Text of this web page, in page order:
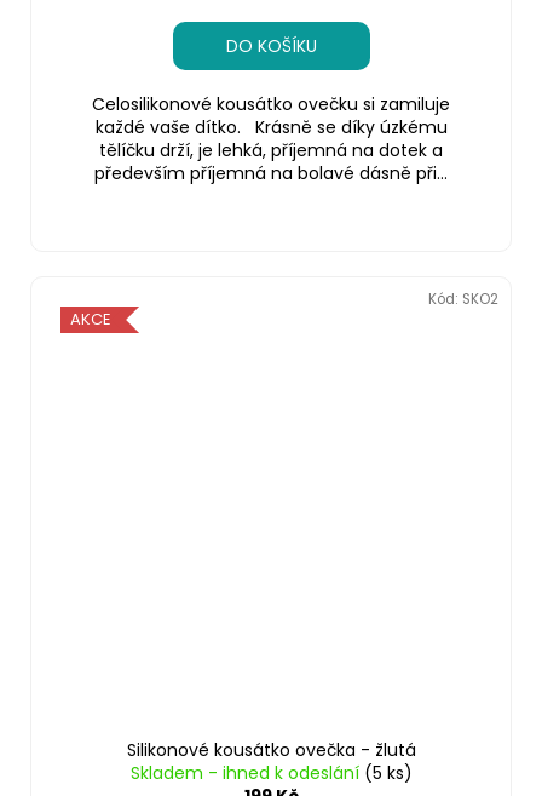
DO KOŠÍKU
Celosilikonové kousátko ovečku si zamiluje
každé vaše dítko. Krásně se díky úzkému
tělíčku drží, je lehká, příjemná na dotek a
především příjemná na bolavé dásně při...
AKCE
Silikonové kousátko ovečka - žlutá
Skladem - ihned k odeslání (5 ks)
Kód: SKO2